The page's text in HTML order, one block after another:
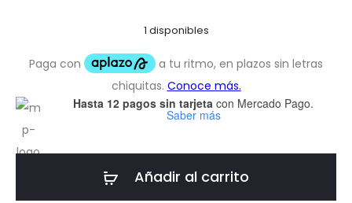
1 disponibles
Hasta 12 pagos sin tarjeta con Mercado Pago.
Saber más
Añadir al carrito